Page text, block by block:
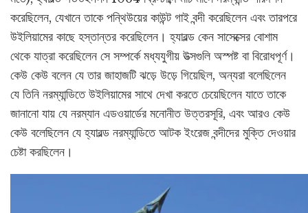
করেছিলেন, যেখানে তাকে পন্থিউয়ের কাউন্ট গাই বন্দী করেছিলেন এবং তারপরে
উইলিয়ামের কাছে হস্তান্তর করেছিলেন। হ্যারল্ড কেন সাসেক্সের বোশাম
থেকে যাত্রা করেছিলেন সে সম্পর্কে মধ্যযুগীয় উত্সগুলি অস্পষ্ট বা বিরোধপূর্ণ।
কেউ কেউ বলেন যে তার জাহাজটি ঝড়ে উড়ে গিয়েছিল, অন্যরা বলেছিলেন
যে তিনি নরম্যান্ডিতে উইলিয়ামের সাথে দেখা করতে চেয়েছিলেন যাতে তাকে
জানানো যায় যে নরম্যান এডওয়ার্ডের মনোনীত উত্তরসূরি, এবং আরও কেউ
কেউ বলেছিলেন যে হ্যারল্ড নরম্যান্ডিতে আটক ইংরেজ বন্দীদের মুক্তি দেওয়ার
চেষ্টা করছিলেন।